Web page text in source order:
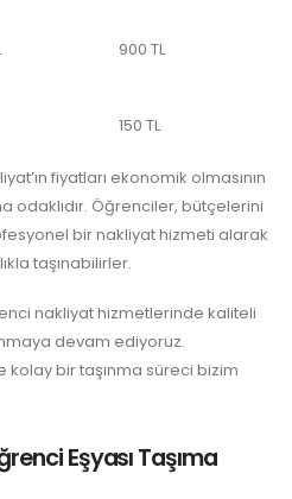
900 TL
150 TL
fiyatları ekonomik olmasının
odaklıdır. Öğrenciler, bütçelerini
bir nakliyat hizmeti alarak
taşınabilirler.
nakliyat hizmetlerinde kaliteli
devam ediyoruz.
bir taşınma süreci bizim
Eşyası Taşıma